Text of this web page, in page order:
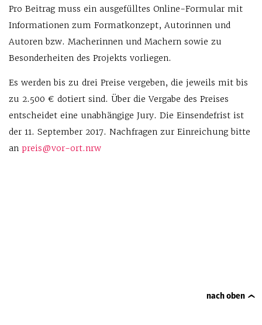
Pro Beitrag muss ein ausgefülltes Online-Formular mit
Informationen zum Formatkonzept, Autorinnen und
Autoren bzw. Macherinnen und Machern sowie zu
Besonderheiten des Projekts vorliegen.
Es werden bis zu drei Preise vergeben, die jeweils mit bis
zu 2.500 € dotiert sind. Über die Vergabe des Preises
entscheidet eine unabhängige Jury. Die Einsendefrist ist
der 11. September 2017. Nachfragen zur Einreichung bitte
an preis@vor-ort.nrw
nach oben